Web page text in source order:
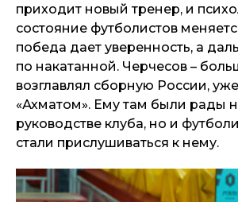
приходит новый тренер, и
состояние футболистов
победа дает уверенность, а
по накатанной. Черчесов –
возглавлял сборную России,
«Ахматом». Ему там были рады
руководстве клуба, но и
стали прислушиваться к нему.